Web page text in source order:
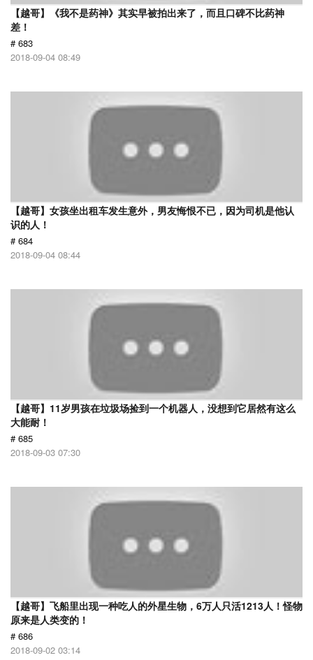
【越哥】《我不是药神》其实早被拍出来了，而且口碑不比药神
差！
# 683
2018-09-04 08:49
【越哥】女孩坐出租车发生意外，男友悔恨不已，因为司机是他认
识的人！
# 684
2018-09-04 08:44
【越哥】11岁男孩在垃圾场捡到一个机器人，没想到它居然有这么
大能耐！
# 685
2018-09-03 07:30
【越哥】飞船里出现一种吃人的外星生物，6万人只活1213人！怪物
原来是人类变的！
# 686
2018-09-02 03:14